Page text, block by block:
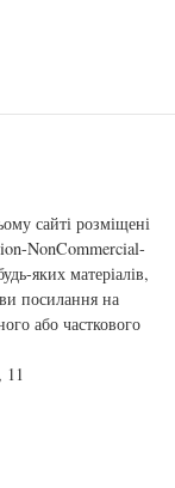
сайті розміщені
NonCommercial-
яких матеріалів,
посилання на
або часткового
11